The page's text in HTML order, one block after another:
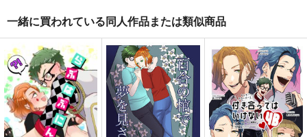
一緒に買われている同人作品または類似商品